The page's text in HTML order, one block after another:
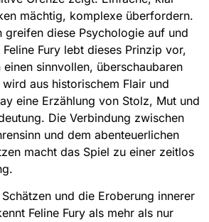
mächtig, komplexe überfordern.
greifen diese Psychologie auf und
Fury lebt dieses Prinzip vor,
sinnvollen, überschaubaren
aus historischem Flair und
eine Erzählung von Stolz, Mut und
Die Verbindung zwischen
und dem abenteuerlichen
macht das Spiel zu einer zeitlos
und die Eroberung innerer
Feline Fury als mehr als nur